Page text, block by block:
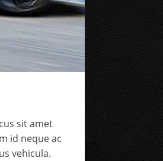
sit amet
id neque ac
vehicula.